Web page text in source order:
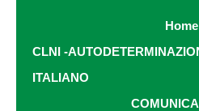
Home
CLNI -
ITALIANO